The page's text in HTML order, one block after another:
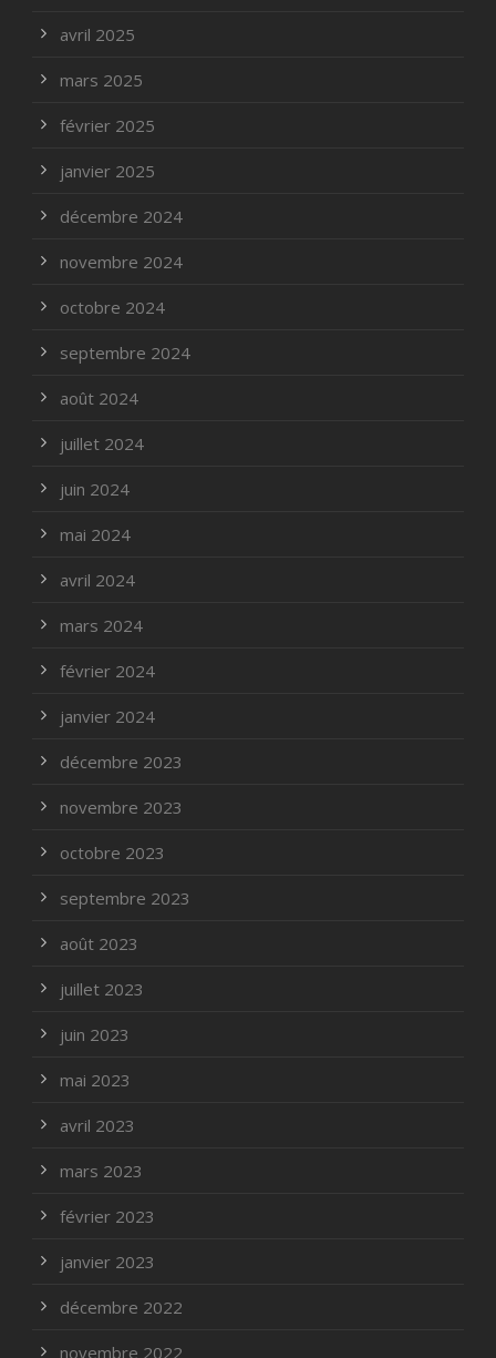
avril 2025
mars 2025
février 2025
janvier 2025
décembre 2024
novembre 2024
octobre 2024
septembre 2024
août 2024
juillet 2024
juin 2024
mai 2024
avril 2024
mars 2024
février 2024
janvier 2024
décembre 2023
novembre 2023
octobre 2023
septembre 2023
août 2023
juillet 2023
juin 2023
mai 2023
avril 2023
mars 2023
février 2023
janvier 2023
décembre 2022
novembre 2022